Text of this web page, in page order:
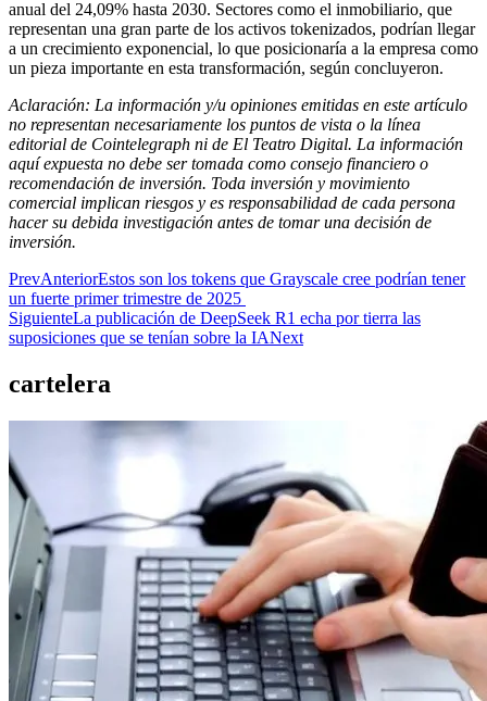
anual del 24,09% hasta 2030. Sectores como el inmobiliario, que
representan una gran parte de los activos tokenizados, podrían llegar
a un crecimiento exponencial, lo que posicionaría a la empresa como
un pieza importante en esta transformación, según concluyeron.
Aclaración: La información y/u opiniones emitidas en este artículo
no representan necesariamente los puntos de vista o la línea
editorial de Cointelegraph ni de El Teatro Digital. La información
aquí expuesta no debe ser tomada como consejo financiero o
recomendación de inversión. Toda inversión y movimiento
comercial implican riesgos y es responsabilidad de cada persona
hacer su debida investigación antes de tomar una decisión de
inversión.
PrevAnteriorEstos son los tokens que Grayscale cree podrían tener
un fuerte primer trimestre de 2025
SiguienteLa publicación de DeepSeek R1 echa por tierra las
suposiciones que se tenían sobre la IANext
cartelera